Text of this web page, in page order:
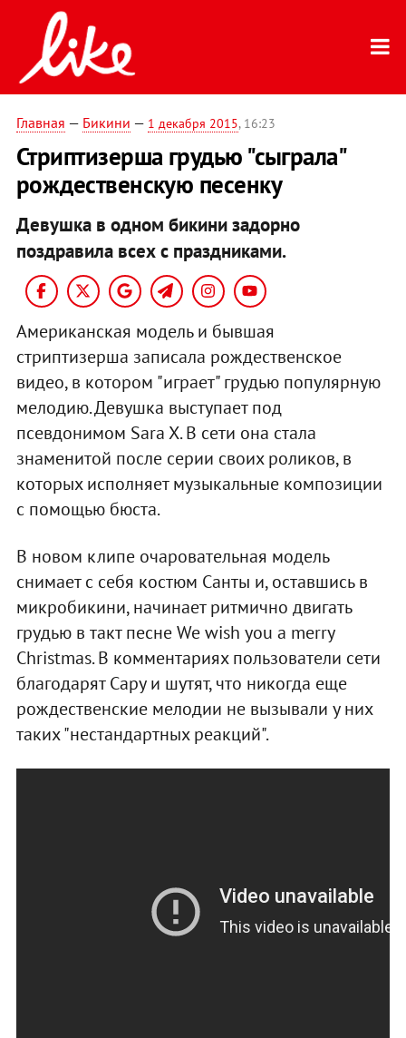
Главная — Бикини — 1 декабря 2015, 16:23
Стриптизерша грудью "сыграла"
рождественскую песенку
Девушка в одном бикини задорно
поздравила всех с праздниками.
Американская модель и бывшая
стриптизерша записала рождественское
видео, в котором "играет" грудью популярную
мелодию. Девушка выступает под
псевдонимом Sara X. В сети она стала
знаменитой после серии своих роликов, в
которых исполняет музыкальные композиции
с помощью бюста.
В новом клипе очаровательная модель
снимает с себя костюм Санты и, оставшись в
микробикини, начинает ритмично двигать
грудью в такт песне We wish you a merry
Сhristmas. В комментариях пользователи сети
благодарят Сару и шутят, что никогда еще
рождественские мелодии не вызывали у них
таких "нестандартных реакций".